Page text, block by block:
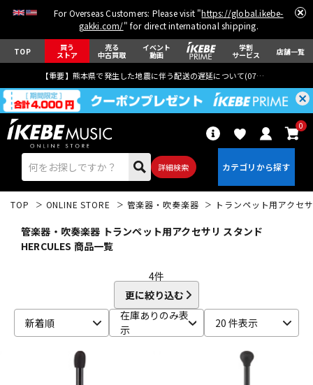
For Overseas Customers: Please visit "https://global.ikebe-
gakki.com/" for direct international shipping.
TOP 買う
ストア
売る
中古買取
イベント
動画
学割
サービス 店舗一覧
【重要】熊本県で発生した地震に伴う配送の遅延について(07月29日
詳細検索
0
ベース ウクレレ
TOP ONLINE STORE 管楽器・吹奏楽器 トランペット用アクセ
管楽器・吹奏楽器 トランペット用アクセサリ スタンド
HERCULES 商品一覧
4件
更に絞り込む
新着順
在庫ありのみ表
示
20 件表示